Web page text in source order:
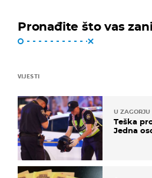
Pronađite što vas
VIJESTI
U ZAGORJU
Teška
Jedna